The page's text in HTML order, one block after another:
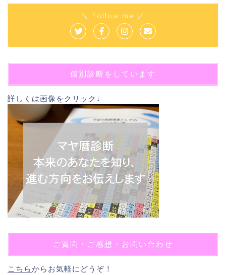
＼ Follow me ／
個別診断をしています
詳しくは画像をクリック↓
ご質問・ご感想・お問い合わせ
こちらからお気軽にどうぞ！